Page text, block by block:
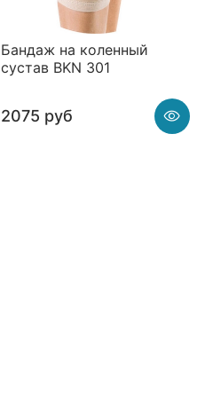
Бандаж на коленный
сустав BKN 301
2075 руб